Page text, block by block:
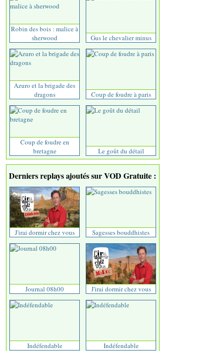
Robin des bois : malice à
sherwood
Gus le chevalier minus
Azuro et la brigade des
dragons
Coup de foudre à paris
Coup de foudre en
bretagne
Le goût du détail
Derniers replays ajoutés sur VOD Gratuite :
J'irai dormir chez vous Sagesses bouddhistes
Journal 08h00 J'irai dormir chez vous
Indéfendable Indéfendable